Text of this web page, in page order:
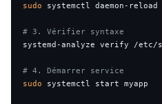
sudo systemctl daemon-reload
# 3. Vérifier syntaxe
systemd-analyze verify /etc/
# 4. Démarrer service
sudo systemctl start myapp